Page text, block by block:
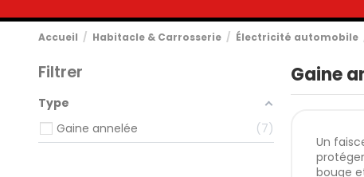
Accueil Habitacle & Carrosserie Électricité automobile
Gaine
Un
bouge
Filtrer
Type
Gaine annelée
7